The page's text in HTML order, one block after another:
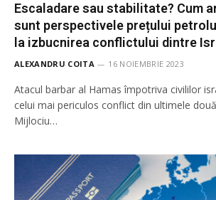
Escaladare sau stabilitate? Cum
sunt perspectivele prețului
la izbucnirea conflictului dintre
ALEXANDRU COITA 16 NOIEMBRIE 2023
Atacul barbar al Hamas împotriva civililor
celui mai periculos conflict din ultimele
Mijlociu…